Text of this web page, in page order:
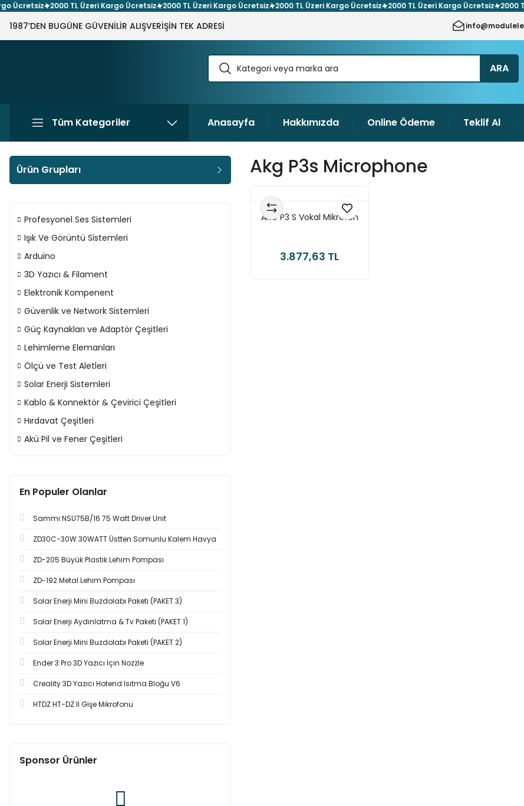
2000 TL Üzeri Kargo Ücretsiz 2000 TL Üzeri Kargo Ücretsiz 2000 TL Üzeri Kargo Ücretsiz 2000 TL Üzeri Kargo Ücretsiz 2000 TL
1987’DEN BUGÜNE GÜVENİLİR ALIŞVERİŞİN TEK ADRESİ
ARA
Tüm Kategoriler Anasayfa Hakkımızda Online Ödeme Teklif Al
Ürün Grupları
Profesyonel Ses Sistemleri
Işık Ve Görüntü Sistemleri
Arduino
3D Yazıcı & Filament
Elektronik Kompenent
Güvenlik ve Network Sistemleri
Güç Kaynakları ve Adaptör Çeşitleri
Lehimleme Elemanları
Ölçü ve Test Aletleri
Solar Enerji Sistemleri
Kablo & Konnektör & Çevirici Çeşitleri
Hırdavat Çeşitleri
Akü Pil ve Fener Çeşitleri
En Populer Olanlar
Sammi NSU75B/16 75 Watt Driver Unit
ZD30C-30W 30WATT Üstten Somunlu Kalem Havya
ZD-205 Büyük Plastik Lehim Pompası
ZD-192 Metal Lehim Pompası
Solar Enerji Mini Buzdolabı Paketi (PAKET 3)
Solar Enerji Aydınlatma & Tv Paketi (PAKET 1)
Solar Enerji Mini Buzdolabı Paketi (PAKET 2)
Ender 3 Pro 3D Yazıcı İçin Nozzle
Creality 3D Yazıcı Hotend Isıtma Bloğu V6
HTDZ HT-DZ II Gişe Mikrofonu
Sponsor Ürünler
Akg P3s Microphone
AKG P3 S Vokal Mikrofon
3.877,63 TL